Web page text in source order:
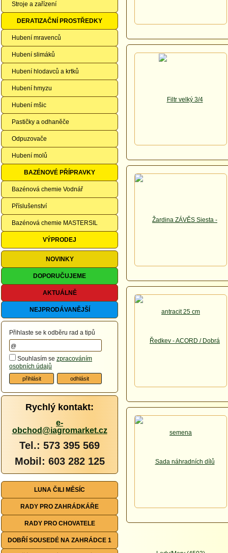
Stroje a zařízení
DERATIZAČNÍ PROSTŘEDKY
Hubení mravenců
Hubení slimáků
Hubení hlodavců a krtků
Hubení hmyzu
Hubení mšic
Pastičky a odhaněče
Odpuzovače
Hubení molů
BAZÉNOVÉ PŘÍPRAVKY
Bazénová chemie Vodnář
Příslušenství
Bazénová chemie MASTERSIL
VÝPRODEJ
NOVINKY
DOPORUČUJEME
AKTUÁLNĚ
NEJPRODÁVANĚJŠÍ
Přihlaste se k odběru rad a tipů
Souhlasím se zpracováním
osobních údajů
Rychlý kontakt:
e-
obchod@iagromarket.cz
Tel.: 573 395 569
Mobil: 603 282 125
LUNA ČILI MĚSÍC
RADY PRO ZAHRÁDKÁŘE
RADY PRO CHOVATELE
DOBŘÍ SOUSEDÉ NA ZAHRÁDCE 1